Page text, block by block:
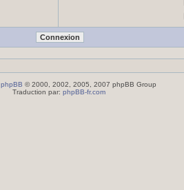
phpBB © 2000, 2002, 2005, 2007 phpBB Group
Traduction par: phpBB-fr.com